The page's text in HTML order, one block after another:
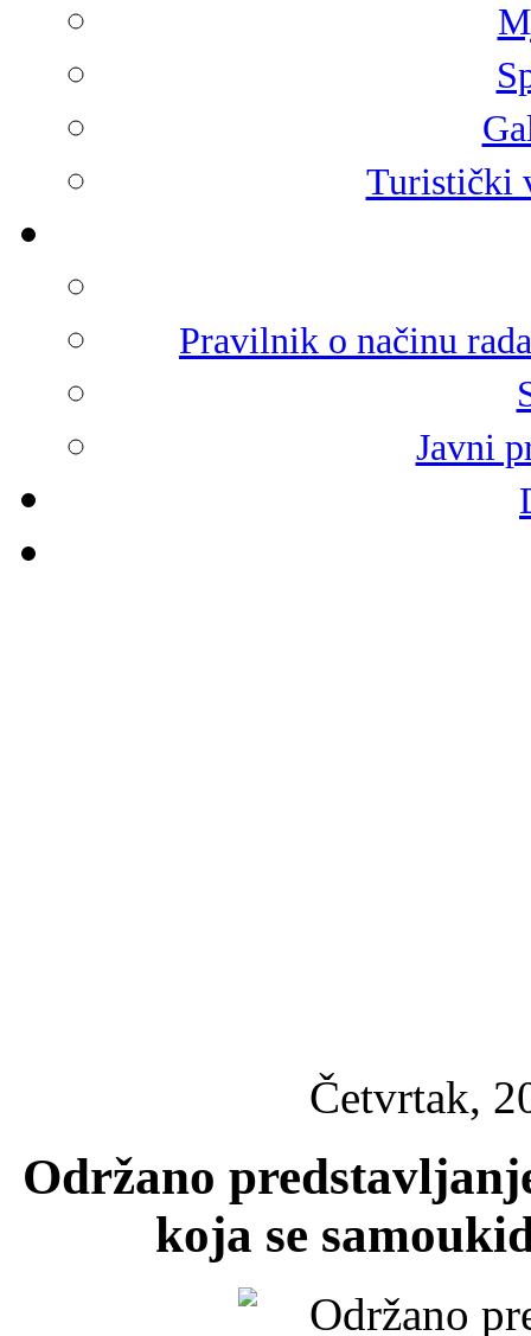
Turistički
Pravilnik o načinu
Javni
Četvrtak,
Održano
koja se